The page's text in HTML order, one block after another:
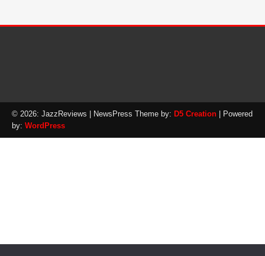
© 2026: JazzReviews | NewsPress Theme by: D5 Creation | Powered
by: WordPress